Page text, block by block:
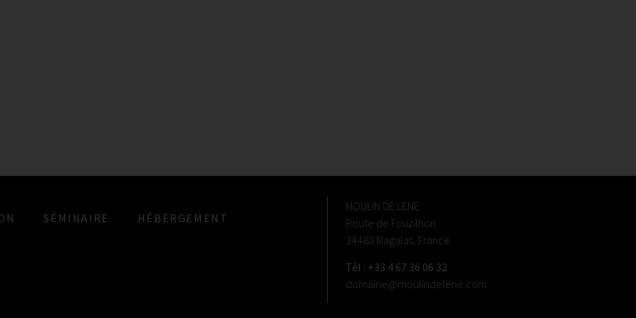
SÉMINAIRE HÉBERGEMENT
MOULIN DE LENE
Route de Fouzilhon
34480 Magalas, France
Tél : +33 4 67 36 06 32
domaine@moulindelene.com